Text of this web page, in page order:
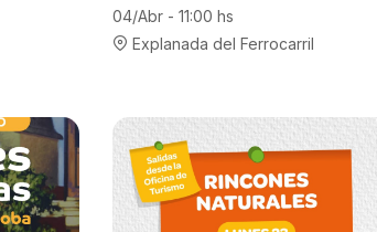
04/Abr - 11:00 hs
Explanada del Ferrocarril